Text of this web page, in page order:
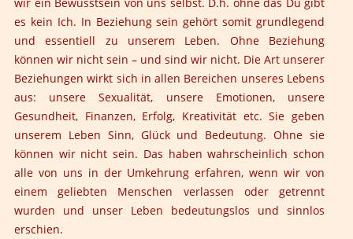
es kein Ich. In Beziehung sein gehört somit grundlegend
und essentiell zu unserem Leben. Ohne Beziehung
können wir nicht sein – und sind wir nicht. Die Art unserer
Beziehungen wirkt sich in allen Bereichen unseres Lebens
aus: unsere Sexualität, unsere Emotionen, unsere
Gesundheit, Finanzen, Erfolg, Kreativität etc. Sie geben
unserem Leben Sinn, Glück und Bedeutung. Ohne sie
können wir nicht sein. Das haben wahrscheinlich schon
alle von uns in der Umkehrung erfahren, wenn wir von
einem geliebten Menschen verlassen oder getrennt
wurden und unser Leben bedeutungslos und sinnlos
erschien.